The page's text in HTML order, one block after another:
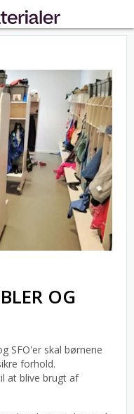
OG
SFO'er skal børnene
forhold.
at blive brugt af